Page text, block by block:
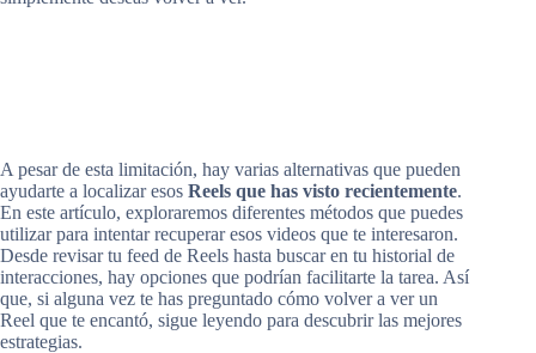
A pesar de esta limitación, hay varias alternativas que pueden
ayudarte a localizar esos Reels que has visto recientemente.
En este artículo, exploraremos diferentes métodos que puedes
utilizar para intentar recuperar esos videos que te interesaron.
Desde revisar tu feed de Reels hasta buscar en tu historial de
interacciones, hay opciones que podrían facilitarte la tarea. Así
que, si alguna vez te has preguntado cómo volver a ver un
Reel que te encantó, sigue leyendo para descubrir las mejores
estrategias.